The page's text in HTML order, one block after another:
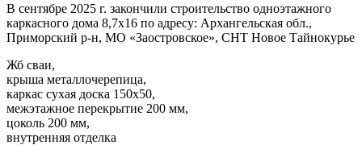
В сентябре 2025 г. закончили строительство одноэтажного
каркасного дома 8,7х16 по адресу: Архангельская обл.,
Приморский р-н, МО «Заостровское», СНТ Новое Тайнокурье
Жб сваи,
крыша металлочерепица,
каркас сухая доска 150х50,
межэтажное перекрытие 200 мм,
цоколь 200 мм,
внутренняя отделка